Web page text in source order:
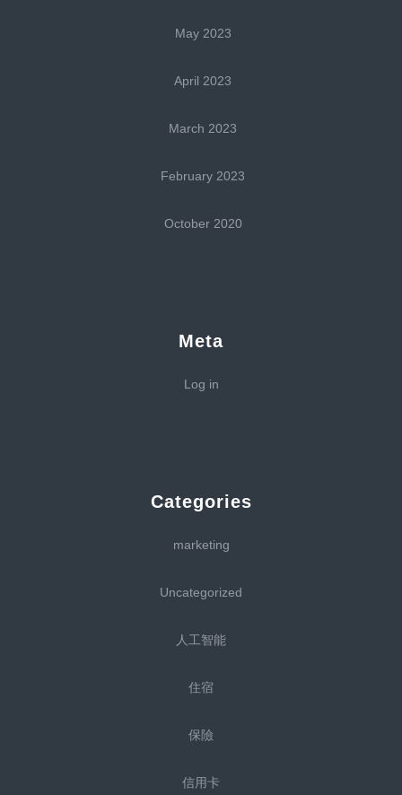
May 2023
April 2023
March 2023
February 2023
October 2020
Meta
Log in
Categories
marketing
Uncategorized
人工智能
住宿
保險
信用卡